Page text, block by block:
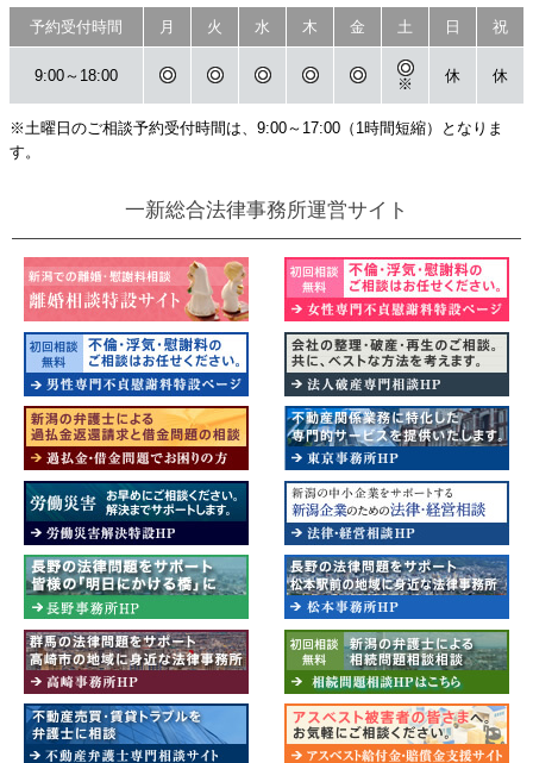
予約受付時間 月 火 水 木 金 土 日 祝
9:00～18:00 ※ 休 休
※土曜日のご相談予約受付時間は、9:00～17:00（1時間短縮）となりま
す。
一新総合法律事務所運営サイト